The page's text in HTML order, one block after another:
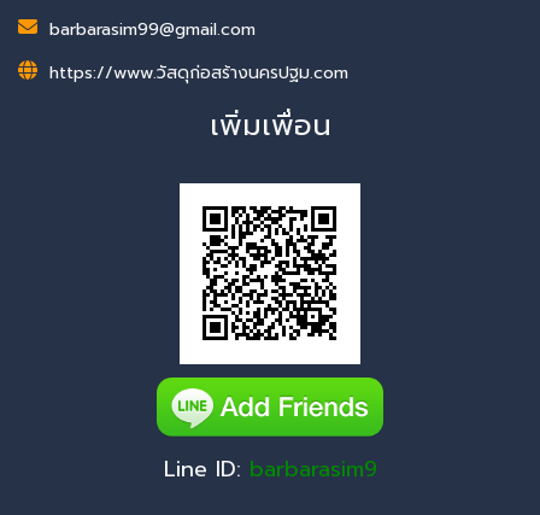
barbarasim99@gmail.com
https://www.วัสดุก่อสร้างนครปฐม.com
เพิ่มเพื่อน
Line ID: barbarasim9